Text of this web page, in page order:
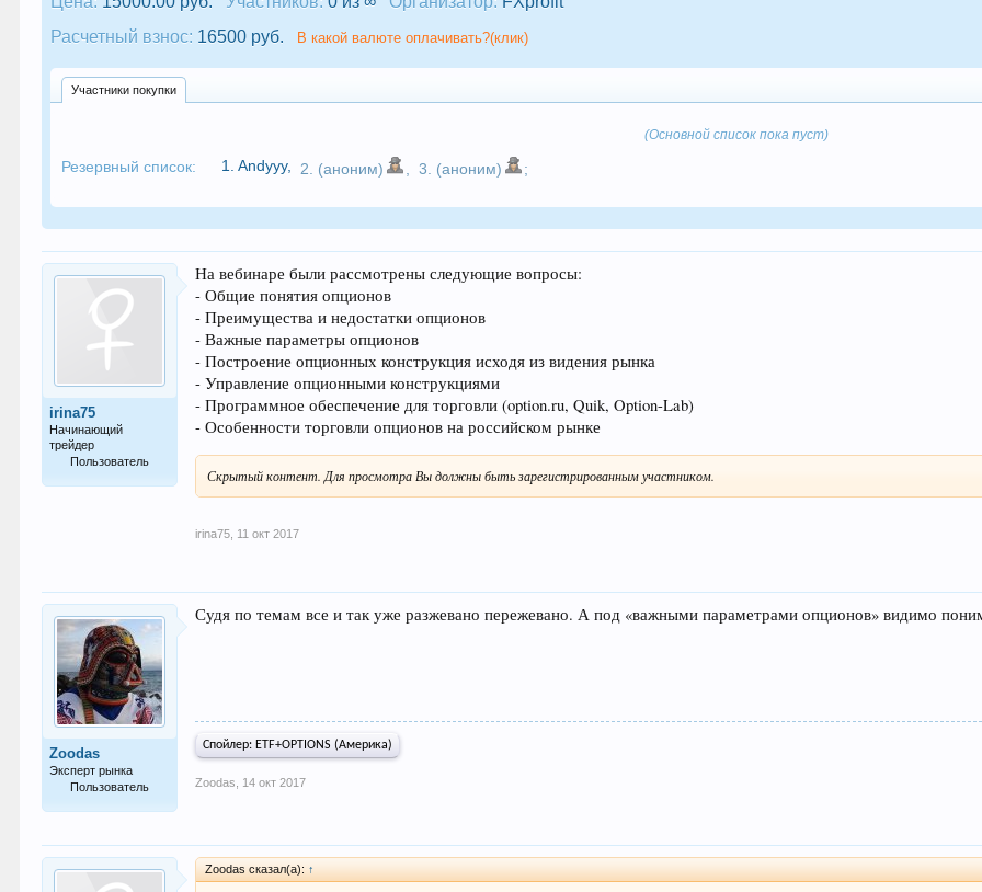
Расчетный взнос: 16500 руб. В какой валюте оплачивать?(клик)
Участники покупки
(Основной список пока пуст)
Резервный список: 1.Andyyy, 2. (аноним) 3. (аноним) ;
irina75
Начинающий
трейдер
Пользователь
На вебинаре были рассмотрены следующие вопросы:
- Общие понятия опционов
- Преимущества и недостатки опционов
- Важные параметры опционов
- Построение опционных конструкция исходя из видения рынка
- Управление опционными конструкциями
- Программное обеспечение для торговли (option.ru, Quik, Option-Lab)
- Особенности торговли опционов на российском рынке
Скрытый контент. Для просмотра Вы должны быть зарегистрированным участником.
irina75 11 окт 2017
Zoodas
Эксперт рынка
Пользователь
Судя по темам все и так уже разжевано пережевано. А под «важными параметрами опционов» видимо
Спойлер: ETF+OPTIONS (Америка)
Zoodas 14 окт 2017
Zoodas сказал(а): ↑